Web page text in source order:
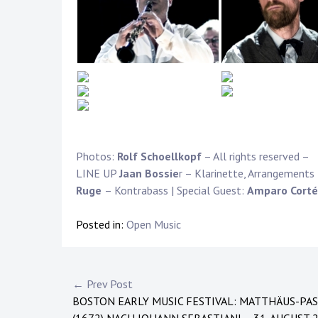
Photos: Rolf Schoellkopf – All rights reserved –
LINE UPJaan Bossier – Klarinette, Arrangements
Ruge – Kontrabass | Special Guest: Amparo
Posted in: Open Music
Post
← Prev Post
BOSTON EARLY MUSIC FESTIVAL: MATTHÄUS-